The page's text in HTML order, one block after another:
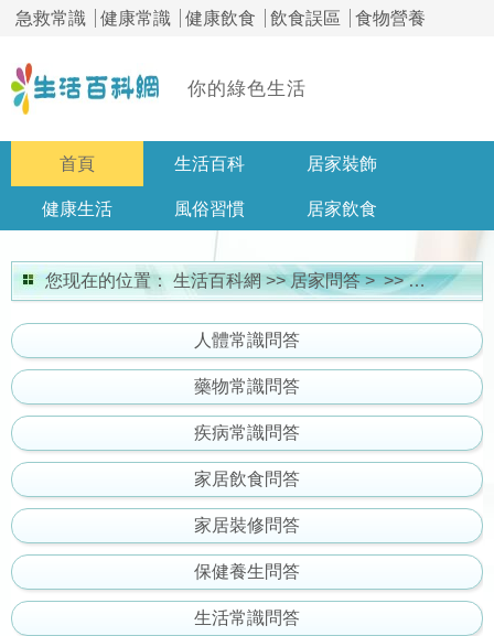
急救常識 健康常識 健康飲食 飲食誤區 食物營養
你的綠色生活
首頁 生活百科 居家裝飾
健康生活 風俗習慣 居家飲食
您现在的位置： 生活百科網 >>居家問答> >>家居裝修
人體常識問答
藥物常識問答
疾病常識問答
家居飲食問答
家居裝修問答
保健養生問答
生活常識問答